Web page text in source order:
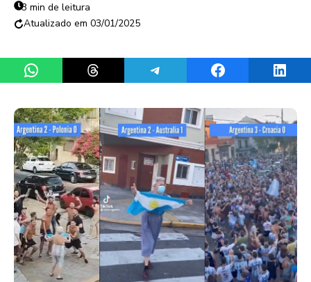
3 min de leitura
03/01/2025
Share on WhatsAppShare on ThreadsShare on TelegramShare on Facebook